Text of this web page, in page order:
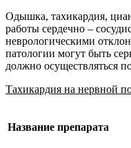
Одышка, тахикардия,
работы сердечно –
неврологическими
патологии могут быть
должно осуществляться
Тахикардия на нервной
Название препарата